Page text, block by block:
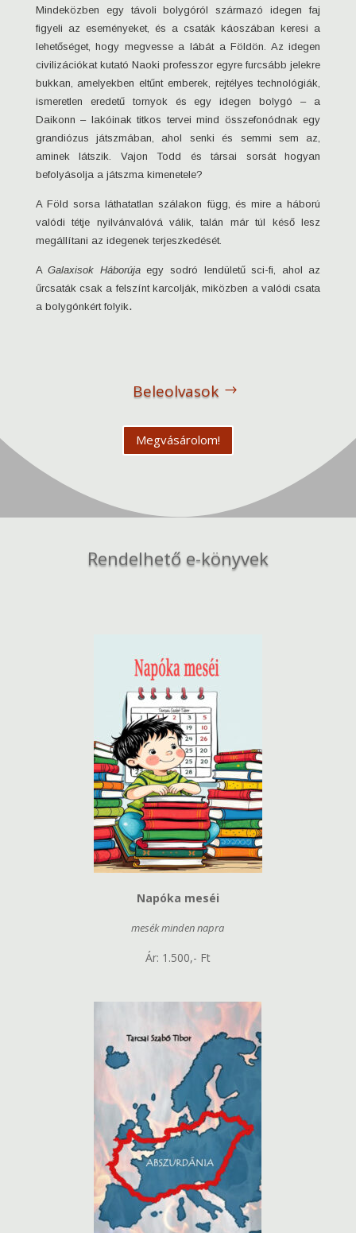
Mindeközben egy távoli bolygóról származó idegen faj
figyeli az eseményeket, és a csaták káoszában keresi a
lehetőséget, hogy megvesse a lábát a Földön. Az idegen
civilizációkat kutató Naoki professzor egyre furcsább jelekre
bukkan, amelyekben eltűnt emberek, rejtélyes technológiák,
ismeretlen eredetű tornyok és egy idegen bolygó – a
Daikonn – lakóinak titkos tervei mind összefonódnak egy
grandiózus játszmában, ahol senki és semmi sem az,
aminek látszik. Vajon Todd és társai sorsát hogyan
befolyásolja a játszma kimenetele?
A Föld sorsa láthatatlan szálakon függ, és mire a háború
valódi tétje nyilvánvalóvá válik, talán már túl késő lesz
megállítani az idegenek terjeszkedését.
AGalaxisok Háborújaegy sodró lendületű sci-fi, ahol az
űrcsaták csak a felszínt karcolják, miközben a valódi csata
a bolygónkért folyik.
Beleolvasok
Megvásárolom!
Rendelhető e-könyvek
Napóka meséi
mesék minden napra
Ár: 1.500,- Ft